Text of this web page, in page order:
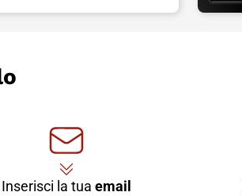
Inserisci la tua email